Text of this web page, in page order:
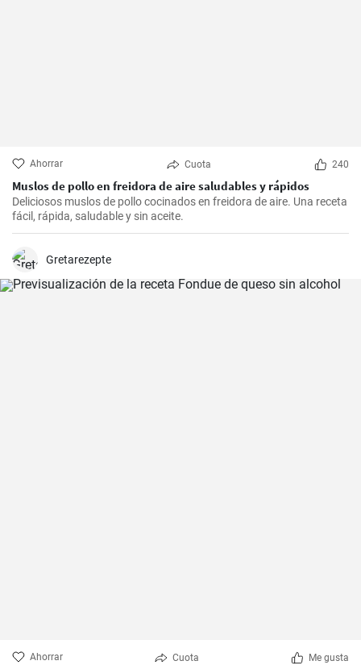
Ahorrar Cuota 240
Muslos de pollo en freidora de aire saludables y rápidos
Deliciosos muslos de pollo cocinados en freidora de aire. Una receta
fácil, rápida, saludable y sin aceite.
Gretarezepte
Ahorrar Cuota Me gusta